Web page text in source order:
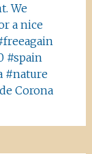
We
a nice
#spain
#nature
Corona